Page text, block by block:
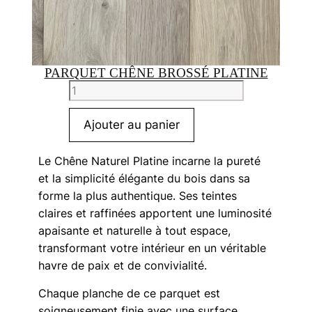
PARQUET CHÊNE BROSSÉ PLATINE
quantité
de
Parquet
Chêne
Brossé
Platine
Ajouter au panier
Le Chêne Naturel Platine incarne la pureté
et la simplicité élégante du bois dans sa
forme la plus authentique. Ses teintes
claires et raffinées apportent une luminosité
apaisante et naturelle à tout espace,
transformant votre intérieur en un véritable
havre de paix et de convivialité.
Chaque planche de ce parquet est